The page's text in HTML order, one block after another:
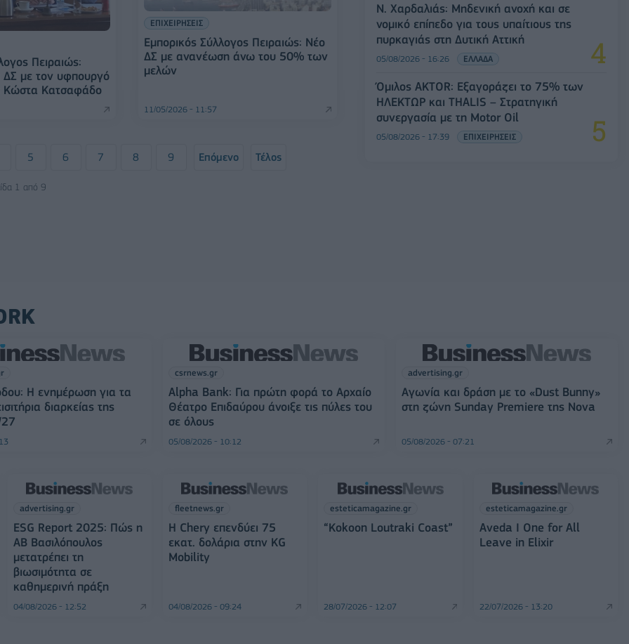
Πειραιώς:
ΔΣ με τον υφπουργό
Κώστα Κατσαφάδο
ΕΠΙΧΕΙΡΗΣΕΙΣ
Εμπορικός Σύλλογος Πειραιώς: Νέο
ΔΣ με ανανέωση άνω του 50% των
μελών
11/05/2026 - 11:57
5 6 7 8 9 Επόμενο Τέλος
1 από 9
Ν. Χαρδαλιάς: Μηδενική ανοχή και σε
νομικό επίπεδο για τους υπαίτιους της
πυρκαγιάς στη Δυτική Αττική
05/08/2026 - 16:26 ΕΛΛΑΔΑ
Όμιλος AKTOR: Εξαγοράζει το 75% των
ΗΛΕΚΤΩΡ και THALIS – Στρατηγική
συνεργασία με τη Motor Oil
05/08/2026 - 17:39 ΕΠΙΧΕΙΡΗΣΕΙΣ
Η ενημέρωση για τα
διαρκείας της
csrnews.gr
Alpha Bank: Για πρώτη φορά το Αρχαίο
Θέατρο Επιδαύρου άνοιξε τις πύλες του
σε όλους
05/08/2026 - 10:12
advertising.gr
Αγωνία και δράση με το «Dust Bunny»
στη ζώνη Sunday Premiere της Nova
05/08/2026 - 07:21
advertising.gr
ESG Report 2025: Πώς η
ΑΒ Βασιλόπουλος
μετατρέπει τη
βιωσιμότητα σε
καθημερινή πράξη
04/08/2026 - 12:52
fleetnews.gr
Η Chery επενδύει 75
εκατ. δολάρια στην KG
Mobility
04/08/2026 - 09:24
esteticamagazine.gr
“Kokoon Loutraki Coast”
28/07/2026 - 12:07
esteticamagazine.gr
Aveda I One for All
Leave in Elixir
22/07/2026 - 13:20